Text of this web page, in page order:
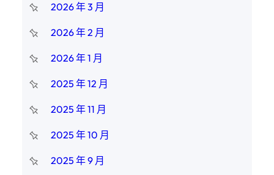
2026 年 3 月
2026 年 2 月
2026 年 1 月
2025 年 12 月
2025 年 11 月
2025 年 10 月
2025 年 9 月